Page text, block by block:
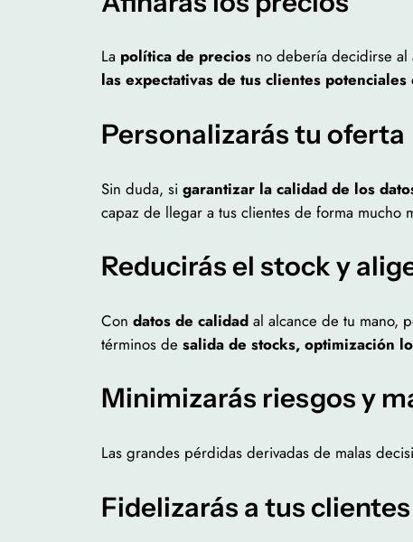
La política de precios no debería decidirse al
las expectativas de tus clientes potenciales
Personalizarás tu oferta
Sin duda, si garantizar la calidad de los
capaz de llegar a tus clientes de forma mucho
Reducirás el stock y
Con datos de calidad al alcance de tu mano,
términos de salida de stocks, optimización
Minimizarás riesgos y
Las grandes pérdidas derivadas de malas
Fidelizarás a tus clientes